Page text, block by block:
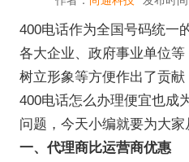
400电话作为全国号码统一
各大企业、政府事业单位等
树立形象等方便作出了贡献
400电话怎么办理便宜也成
问题，今天小编就要为大家
一、代理商比运营商优惠